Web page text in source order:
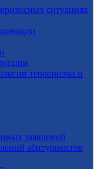
ситуациях
терроризма и
заявлений
абитуриентов